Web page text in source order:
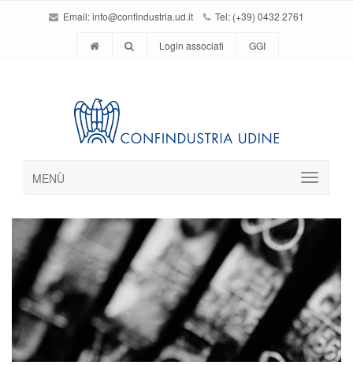
Email:info@confindustria.ud.it Tel: (+39) 0432 2761
Login associati GGI
MENÙ